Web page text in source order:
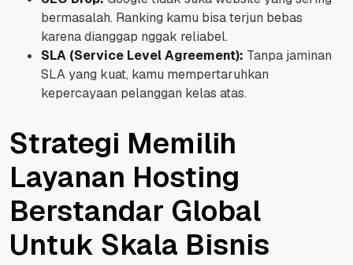
bermasalah. Ranking kamu bisa terjun bebas
karena dianggap nggak reliabel.
SLA (Service Level Agreement): Tanpa jaminan
SLA yang kuat, kamu mempertaruhkan
kepercayaan pelanggan kelas atas.
Strategi Memilih
Layanan Hosting
Berstandar Global
Untuk Skala Bisnis